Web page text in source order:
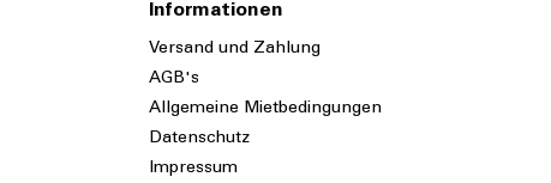
Informationen
Versand und Zahlung
AGB's
Allgemeine Mietbedingungen
Datenschutz
Impressum